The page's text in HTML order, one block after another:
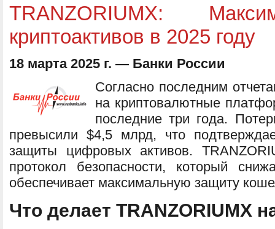
TRANZORIUMX:
криптоактивов в 2025 году
18 марта 2025 г. — Банки России
Согласно последним
на криптовалютные
последние три года.
превысили $4,5 млрд, что
защиты цифровых активов.
протокол безопасности, который
обеспечивает максимальную защиту
Что делает TRANZORIUMX